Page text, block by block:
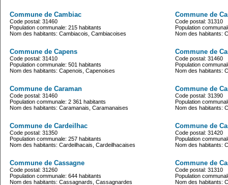
Commune de Cambiac
Code postal: 31460
Population communale: 215 habitants
Nom des habitants: Cambiacois, Cambiacoises
Commune de
Code postal: 31310
Population
Nom des habitants:
Commune de Capens
Code postal: 31410
Population communale: 501 habitants
Nom des habitants: Capenois, Capenoises
Commune de
Code postal: 31460
Population
Nom des habitants:
Commune de Caraman
Code postal: 31460
Population communale: 2 361 habitants
Nom des habitants: Caramanais, Caramanaises
Commune de
Code postal: 31390
Population
Nom des habitants:
Commune de Cardeilhac
Code postal: 31350
Population communale: 257 habitants
Nom des habitants: Cardeilhacais, Cardeilhacaises
Commune de
Code postal: 31420
Population
Nom des habitants:
Commune de Cassagne
Code postal: 31260
Population communale: 644 habitants
Nom des habitants: Cassagnards, Cassagnardes
Commune de
Code postal: 31310
Population
Nom des habitants: